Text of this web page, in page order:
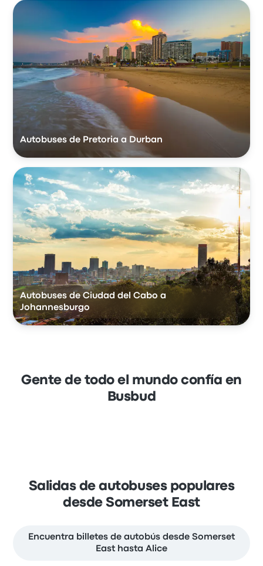
Autobuses de Pretoria a Durban
Autobuses de Ciudad del Cabo a
Johannesburgo
Gente de todo el mundo confía en
Busbud
Salidas de autobuses populares
desde Somerset East
Encuentra billetes de autobús desde Somerset
East hasta Alice